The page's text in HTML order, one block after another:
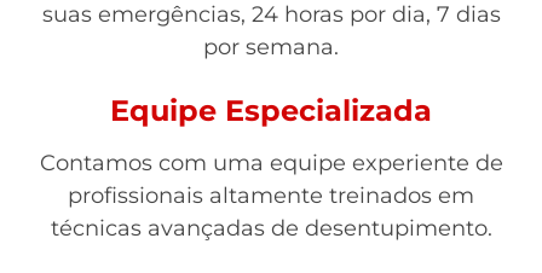
suas emergências, 24 horas por dia, 7 dias
por semana.
Equipe Especializada
Contamos com uma equipe experiente de
profissionais altamente treinados em
técnicas avançadas de desentupimento.